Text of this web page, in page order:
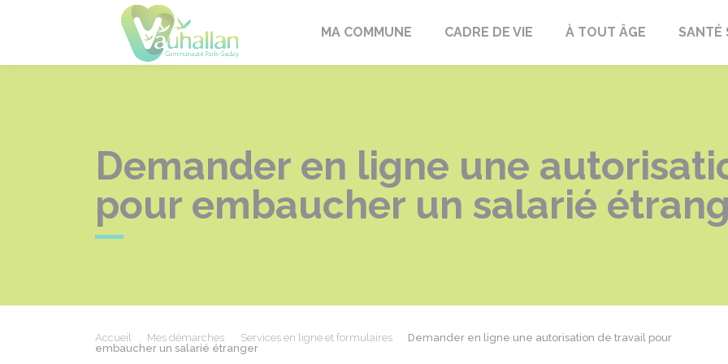
VauhallanMA COMMUNE CADRE DE VIE À TOUT ÂGE SANTÉ
Demander en ligne une
pour embaucher un salarié
Accueil Mes démarches Services en ligne et formulaires
Demander en ligne une autorisation de travail pour
embaucher un salarié étranger